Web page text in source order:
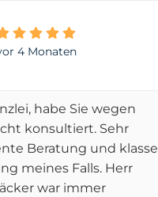
4 Monaten
habe Sie wegen
konsultiert. Sehr
Beratung und klasse
meines Falls. Herr
war immer